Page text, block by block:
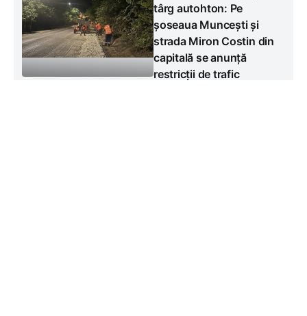
târg autohton: Pe
șoseaua Muncești și
strada Miron Costin din
capitală se anunță
restricții de trafic